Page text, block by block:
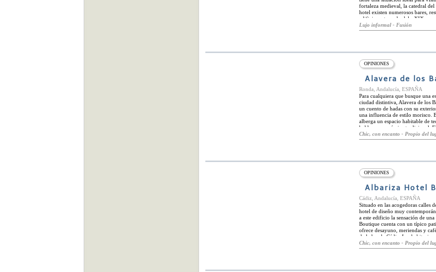
que quieran ver lo mejor de
fortaleza medieval, la catedral
hotel existen numerosos bares,
edificio restaurado del s.XIX,
antiguo. Las habitaciones,
con un equipamiento especial,
Todas las habitaciones están
de Plaza Vieja son los baños
tratamientos, incluyendo baños
Lujo informal - Fusión
OPINIONES
Alavera de los
Ronda, Andalucía, ESPAÑA
Para cualquiera que busque una
ciudad distintiva, Alavera de los
un cuento de hadas con su
una influencia de estilo morisco.
alberga un espacio habitable de
baldosas y cerámica tradicional.
medieval de Ronda. Las
colores tranquilos y detalles de
tradicionales, pero están
fantástica. Alavera de los Baños
y vivencias de la cultura local.
Chic, con encanto - Propio del
OPINIONES
Albariza Hotel
Cádiz, Andalucía, ESPAÑA
Situado en las acogedoras calles
hotel de diseño muy
a este edificio la sensación de
Boutique cuenta con un típico
ofrece desayuno, meriendas y
de la luz de Cádiz. Las
ambiente tradicional andaluz
habitaciones son ecológicas y
recorridos por la zona cercana.
y el hotel puede diseñar
disponibles como piragüismo y
Chic, con encanto - Propio del